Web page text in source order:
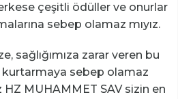
çeşitli ödüller ve onurlar
sebep olamaz mıyız.
sağlığımıza zarar veren bu
sebep olamaz
HZ MUHAMMET SAV sizin en